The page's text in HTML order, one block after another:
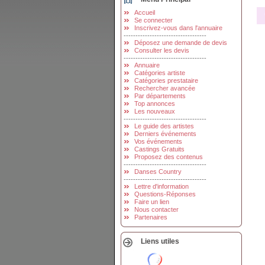
Accueil
Se connecter
Inscrivez-vous dans l'annuaire
-----------------------------------
Déposez une demande de devis
Consulter les devis
-----------------------------------
Annuaire
Catégories artiste
Catégories prestataire
Rechercher avancée
Par départements
Top annonces
Les nouveaux
-----------------------------------
Le guide des artistes
Derniers événements
Vos événements
Castings Gratuits
Proposez des contenus
-----------------------------------
Danses Country
-----------------------------------
Lettre d'information
Questions-Réponses
Faire un lien
Nous contacter
Partenaires
Liens utiles